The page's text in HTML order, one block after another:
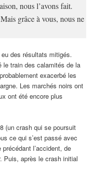
nous l’avons fait.
grâce à vous, nous ne
eu des résultats mitigés.
le train des calamités de la
exacerbé les
Les marchés noirs ont
ont été encore plus
(un crash qui se poursuit
ce qui s’est passé avec
l’accident, de
Puis, après le crash initial